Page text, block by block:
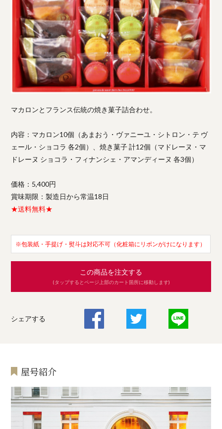
マカロンとフランス伝統の焼き菓子詰合わせ。
内容：マカロン10個（あまおう・ヴァニーユ・シトロン・テ ヴ
ェール・ショコラ 各2個）、焼き菓子 計12個（マドレーヌ・マ
ドレーヌ ショコラ・フィナンシェ・アマンディーヌ 各3個）
価格：5,400円
賞味期限：製造日から常温18日
★送料無料★
※包装紙・手提げ・熨斗は対応不可（化粧箱にリボンがけになります）
この商品を注文する
(タップするとページ上部のカート箇所に移動します)
シェアする
屋号紹介